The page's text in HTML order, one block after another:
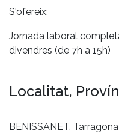
S'ofereix:
Jornada laboral
divendres (de 7h a 15h)
Localitat,
BENISSANET, Tarragona